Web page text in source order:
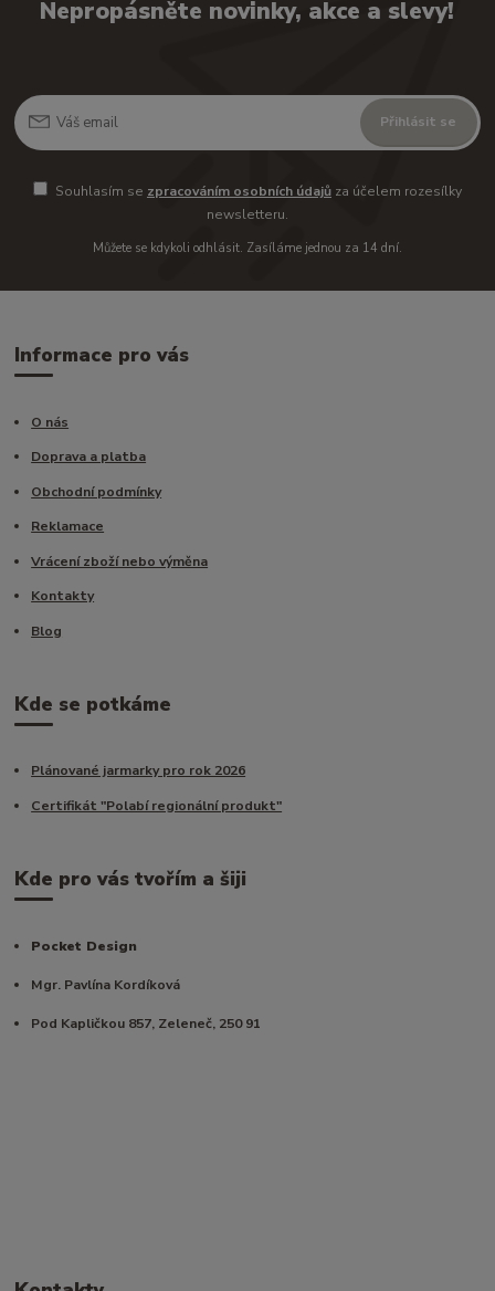
Nepropásněte novinky, akce a slevy!
Přihlásit se
Souhlasím se zpracováním osobních údajůza účelem rozesílky
newsletteru.
Můžete se kdykoli odhlásit. Zasíláme jednou za 14 dní.
Informace pro vás
O nás
Doprava a platba
Obchodní podmínky
Reklamace
Vrácení zboží nebo výměna
Kontakty
Blog
Kde se potkáme
Plánované jarmarky pro rok 2026
Certifikát "Polabí regionální produkt"
Kde pro vás tvořím a šiji
Pocket Design
Mgr. Pavlína Kordíková
Pod Kapličkou 857, Zeleneč, 250 91